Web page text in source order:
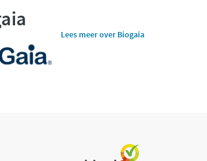
Lees meer over Biogaia